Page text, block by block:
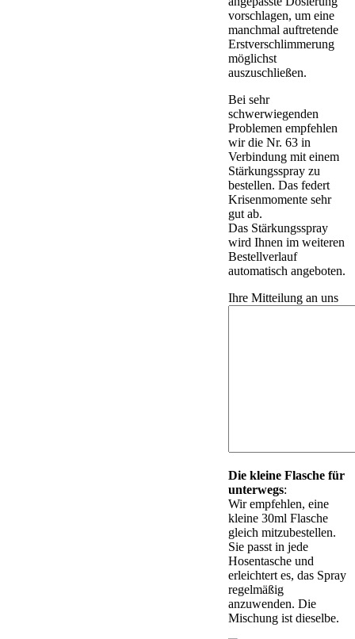
vorschlagen, um eine
manchmal auftretende
Erstverschlimmerung
möglichst
auszuschließen.
Bei sehr
schwerwiegenden
Problemen empfehlen
wir die Nr. 63 in
Verbindung mit einem
Stärkungsspray zu
bestellen. Das federt
Krisenmomente sehr
gut ab.
Das Stärkungsspray
wird Ihnen im weiteren
Bestellverlauf
automatisch angeboten.
Ihre Mitteilung an uns
Die kleine Flasche für
unterwegs:
Wir empfehlen, eine
kleine 30ml Flasche
gleich mitzubestellen.
Sie passt in jede
Hosentasche und
erleichtert es, das Spray
regelmäßig
anzuwenden. Die
Mischung ist dieselbe.